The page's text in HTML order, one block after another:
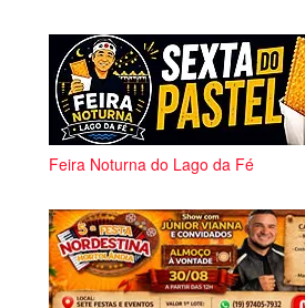
Feira Noturna do Lago da Fé